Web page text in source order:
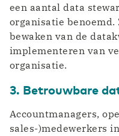
een aantal data
organisatie
bewaken van de
implementeren van
organisatie.
3. Betrouwbare
Accountmanagers,
sales-)medewerkers